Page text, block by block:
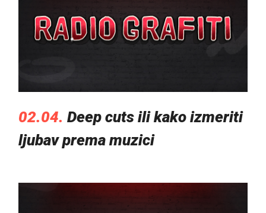
02.04. Deep cuts ili kako izmeriti
ljubav prema muzici